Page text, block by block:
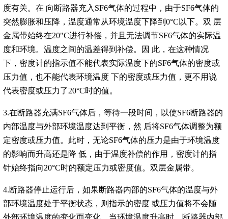
度有关。在 向断路器充入SF6气体的过程中，由于SF6气体的
突然膨胀和压降，温度通常从环境温度下降到0°C以下。双 层
金属带始终在20"C进行补偿，并且无法调节SF6气体的实际温
度和环境。温度之间的温差得到补偿。因 此，在这种情况
下，密度计的指示值不能代表实际温度下的SF6气体的密度或
压力值，也不能代表环境温度 下的密度或压力值，更不用说
代表密度或压力了20°C时的值。
3.在断路器充满SF6气体后，等待一段时间，以使SF6断路器的
内部温度与外部环境温度达到平衡，然 后将SF6气体调整为额
定密度或压力值。此时，无论SF6气体的压力是由于环境温度
的影响而升高还是降 低，由于温度补偿的作用，密度计的指
针始终指向20°C时的额定压力或密度值。双层金属带。
4.断路器停止运行后，如果断路器内部的SF6气体的温度与外
部环境温度处于平衡状态，则指示的密度 或压力值将不会随
外部环境温度的变化而变化。当环境温度升高时，断路器内部